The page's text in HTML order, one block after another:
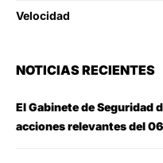
Velocidad
NOTICIAS RECIENTES
El Gabinete de Seguridad
acciones relevantes del